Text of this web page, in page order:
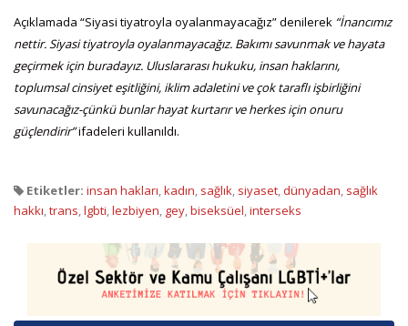
Açıklamada “Siyasi tiyatroyla oyalanmayacağız” denilerek “İnancımız
nettir. Siyasi tiyatroyla oyalanmayacağız. Bakımı savunmak ve hayata
geçirmek için buradayız. Uluslararası hukuku, insan haklarını,
toplumsal cinsiyet eşitliğini, iklim adaletini ve çok taraflı işbirliğini
savunacağız-çünkü bunlar hayat kurtarır ve herkes için onuru
güçlendirir”ifadeleri kullanıldı.
Etiketler: insan hakları,kadın, sağlık, siyaset,dünyadan, sağlık
hakkı,trans,lgbti,lezbiyen, gey,biseksüel,interseks